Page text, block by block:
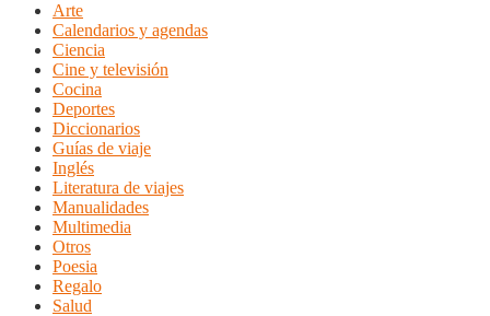
Arte
Calendarios y agendas
Ciencia
Cine y televisión
Cocina
Deportes
Diccionarios
Guías de viaje
Inglés
Literatura de viajes
Manualidades
Multimedia
Otros
Poesia
Regalo
Salud